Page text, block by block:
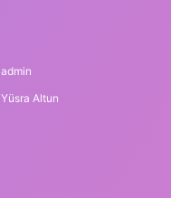
admin
Yüsra Altun